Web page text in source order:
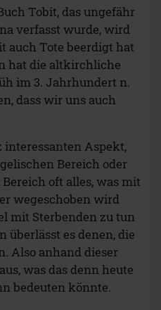
Tobit, das ungefähr
verfasst wurde, wird
auch Tote beerdigt hat
hat die altkirchliche
im 3. Jahrhundert n.
dass wir uns auch
interessanten Aspekt,
Bereich oder
oft alles, was mit
wegeschoben wird
mit Sterbenden zu tun
überlässt es denen, die
Also anhand dieser
was das denn heute
bedeuten könnte.